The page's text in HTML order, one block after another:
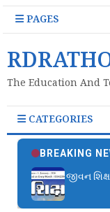
PAGES
The Education And
CATEGORIES
BREAKING
જીવન